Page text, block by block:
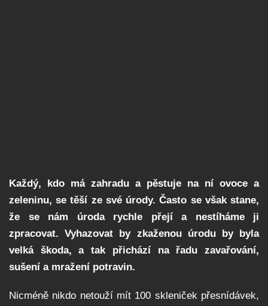
Každý, kdo má zahradu a pěstuje na ní ovoce a
zeleninu, se těší ze své úrody. Často se však stane,
že se nám úroda rychle přejí a nestíháme ji
zpracovat. Vyhazovat by zkaženou úrodu by byla
velká škoda, a tak přichází na řadu zavařování,
sušení a mražení potravin.
Nicméně nikdo netouží mít 100 skleniček přesnídávek,